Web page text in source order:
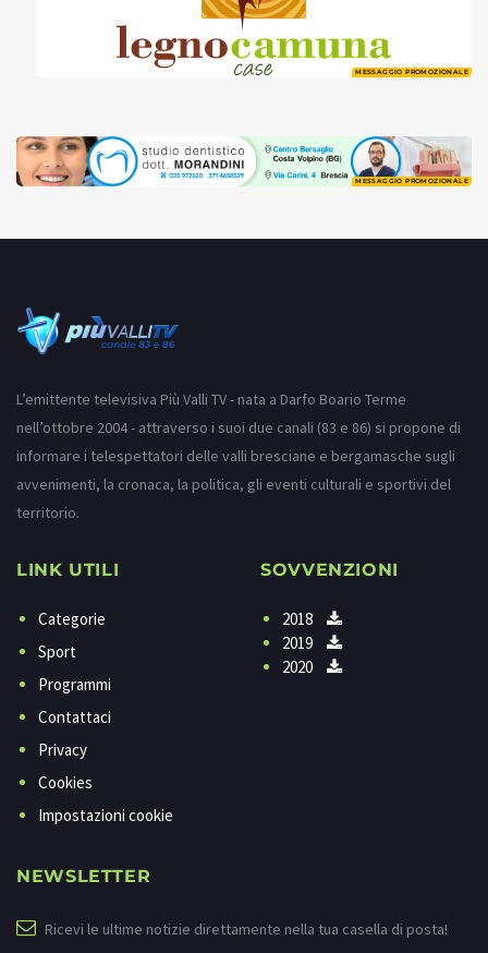
MESSAGGIO PROMOZIONALE
MESSAGGIO PROMOZIONALE
L’emittente televisiva Più Valli TV - nata a Darfo Boario Terme
nell’ottobre 2004 - attraverso i suoi due canali (83 e 86) si propone di
informare i telespettatori delle valli bresciane e bergamasche sugli
avvenimenti, la cronaca, la politica, gli eventi culturali e sportivi del
territorio.
LINK UTILI
Categorie
Sport
Programmi
Contattaci
Privacy
Cookies
Impostazioni cookie
SOVVENZIONI
2018
2019
2020
NEWSLETTER
Ricevi le ultime notizie direttamente nella tua casella di posta!